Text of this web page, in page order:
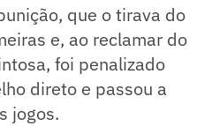
que o tirava do
e, ao reclamar do
foi penalizado
direto e passou a
jogos.